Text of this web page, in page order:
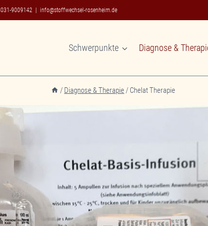
9009142 info@stoffwechsel-rosenheim.de
Schwerpunkte Diagnose &
/ Diagnose & Therapie/ Chelat Therapie